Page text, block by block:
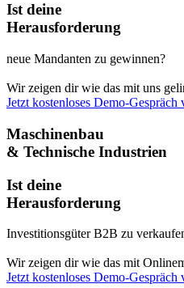
Ist deine
Herausforderung
neue Mandanten zu gewinnen?
Wir zeigen dir wie das mit uns
Jetzt kostenloses Demo-Gespräch
Maschinenbau
& Technische Industrien
Ist deine
Herausforderung
Investitionsgüter B2B zu
Wir zeigen dir wie das mit
Jetzt kostenloses Demo-Gespräch